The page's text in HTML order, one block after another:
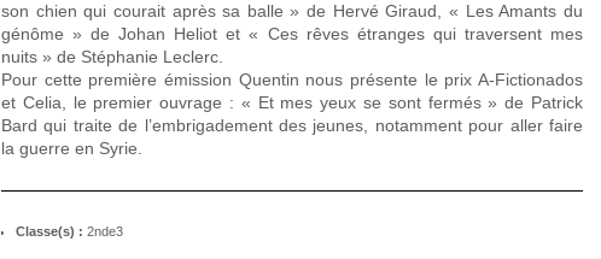
son chien qui courait après sa balle » de Hervé Giraud, « Les Amants du
génôme » de Johan Heliot et « Ces rêves étranges qui traversent mes
nuits » de Stéphanie Leclerc.
Pour cette première émission Quentin nous présente le prix A-Fictionados
et Celia, le premier ouvrage : « Et mes yeux se sont fermés » de Patrick
Bard qui traite de l’embrigadement des jeunes, notamment pour aller faire
la guerre en Syrie.
Classe(s) : 2nde3